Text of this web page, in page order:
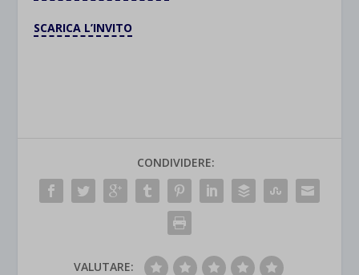
SCARICA L’INVITO
CONDIVIDERE:
VALUTARE: